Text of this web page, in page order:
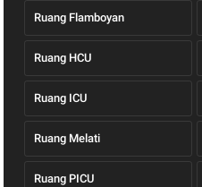
Ruang Flamboyan
Ruang HCU
Ruang ICU
Ruang Melati
Ruang PICU